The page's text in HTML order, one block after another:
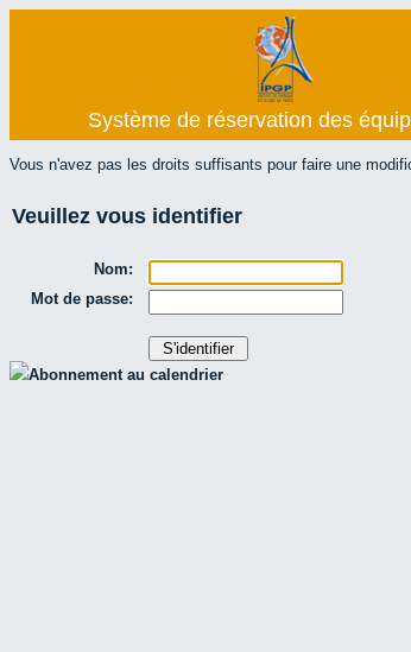
Système de réservation des
Vous n'avez pas les droits suffisants pour faire une
Veuillez vous identifier
Nom:
Mot de passe:
Abonnement au calendrier